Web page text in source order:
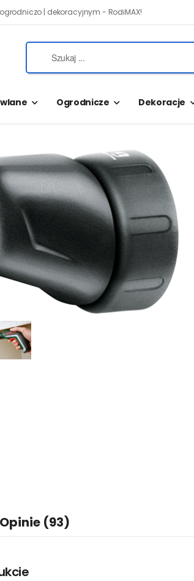
| dekoracyjnym - RodiMAX!
Ogrodnicze Dekoracje
Opinie (93)